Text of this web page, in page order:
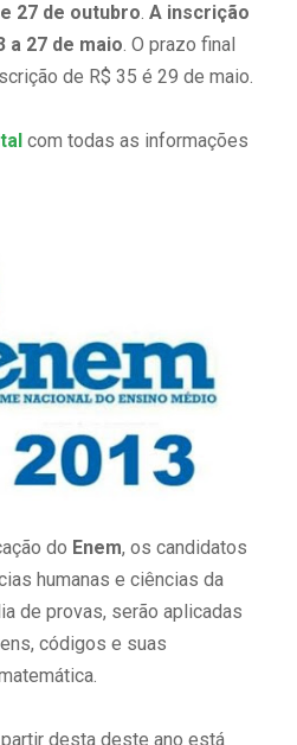
27 de outubro.A inscrição
a 27 de maio. O prazo final
de R$ 35 é 29 de maio.
com todas as informações
do Enem, os candidatos
humanas e ciências da
de provas, serão aplicadas
códigos e suas
partir desta deste ano está